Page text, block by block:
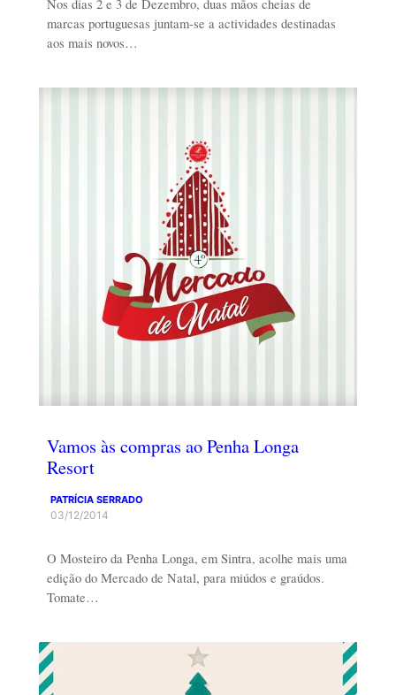
Nos dias 2 e 3 de Dezembro, duas mãos cheias de
marcas portuguesas juntam-se a actividades destinadas
aos mais novos…
Vamos às compras ao Penha Longa
Resort
PATRÍCIA SERRADO
03/12/2014
O Mosteiro da Penha Longa, em Sintra, acolhe mais uma
edição do Mercado de Natal, para miúdos e graúdos.
Tomate…